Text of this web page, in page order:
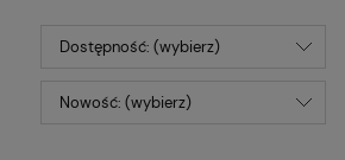
Dostępność: (wybierz)
Nowość: (wybierz)